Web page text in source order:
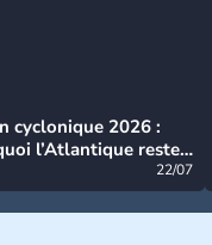
cyclonique 2026 :
l’Atlantique reste
22/07